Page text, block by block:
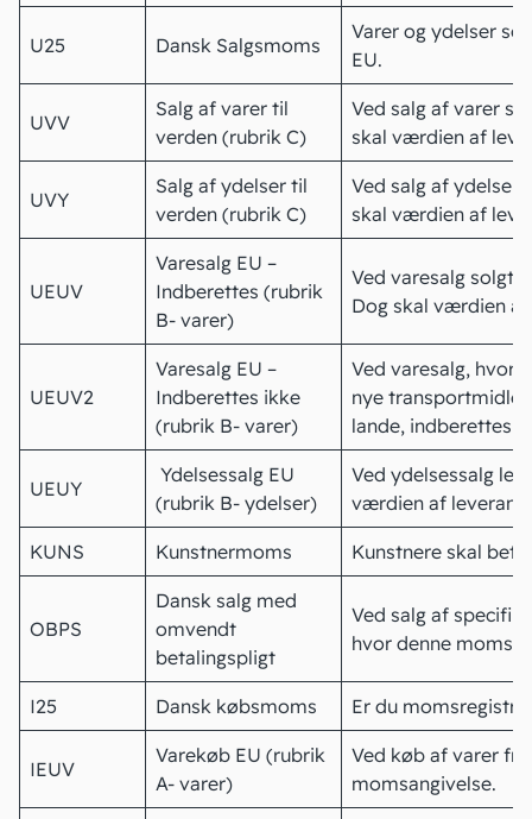
U25 Dansk Salgsmoms
Varer og ydelser
EU.
UVV
Salg af varer til
verden (rubrik C)
Ved salg af varer
skal værdien af
UVY
Salg af ydelser til
verden (rubrik C)
Ved salg af ydelser
skal værdien af
UEUV
Varesalg EU –
Indberettes (rubrik
B- varer)
Ved varesalg solgt
Dog skal værdien
UEUV2
Varesalg EU –
Indberettes ikke
(rubrik B- varer)
Ved varesalg, hvor
nye
lande, indberettes
UEUY
Ydelsessalg EU
(rubrik B- ydelser)
Ved ydelsessalg
værdien af
KUNS Kunstnermoms Kunstnere skal
OBPS
Dansk salg med
omvendt
betalingspligt
Ved salg af
hvor denne
I25 Dansk købsmoms Er du
IEUV
Varekøb EU (rubrik
A- varer)
Ved køb af varer
momsangivelse.